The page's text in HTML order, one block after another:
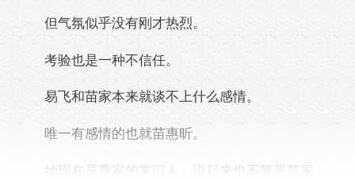
但气氛似乎没有刚才热烈。
考验也是一种不信任。
易飞和苗家本来就谈不上什么感情。
唯一有感情的也就苗惠昕。
她现在是章家的掌门人，说起来也不算是苗家